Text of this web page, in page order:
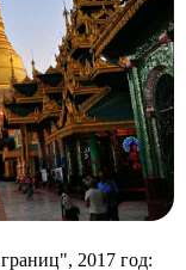
2017 год: